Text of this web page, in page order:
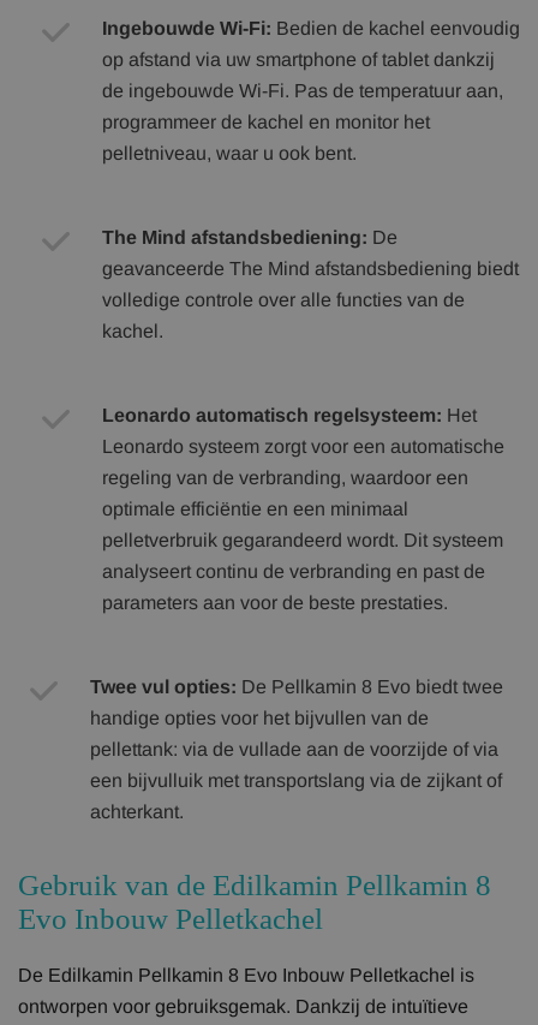
Ingebouwde Wi-Fi: Bedien de kachel eenvoudig
op afstand via uw smartphone of tablet dankzij
de ingebouwde Wi-Fi. Pas de temperatuur aan,
programmeer de kachel en monitor het
pelletniveau, waar u ook bent.
The Mind afstandsbediening: De
geavanceerde The Mind afstandsbediening biedt
volledige controle over alle functies van de
kachel.
Leonardo automatisch regelsysteem: Het
Leonardo systeem zorgt voor een automatische
regeling van de verbranding, waardoor een
optimale efficiëntie en een minimaal
pelletverbruik gegarandeerd wordt. Dit systeem
analyseert continu de verbranding en past de
parameters aan voor de beste prestaties.
Twee vul opties: De Pellkamin 8 Evo biedt twee
handige opties voor het bijvullen van de
pellettank: via de vullade aan de voorzijde of via
een bijvulluik met transportslang via de zijkant of
achterkant.
Gebruik van de Edilkamin Pellkamin 8
Evo Inbouw Pelletkachel
De Edilkamin Pellkamin 8 Evo Inbouw Pelletkachel is
ontworpen voor gebruiksgemak. Dankzij de intuïtieve